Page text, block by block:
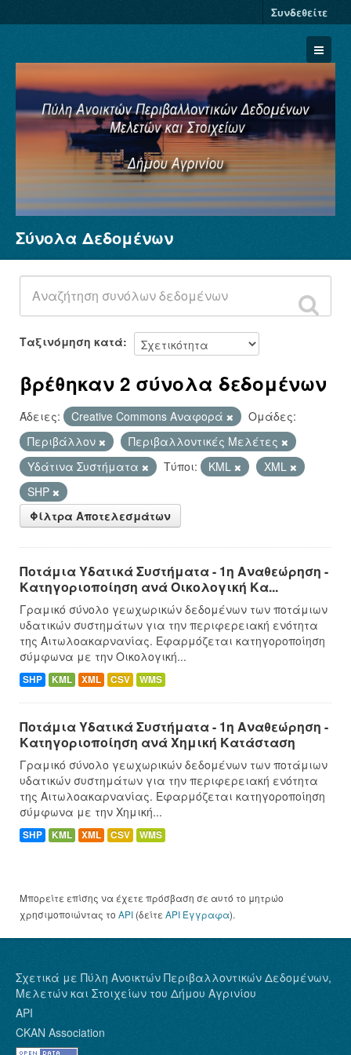
Συνδεθείτε
Σύνολα Δεδομένων
Φορείς
Ομάδες
Σχετικά
Σύνολα Δεδομένων
Ταξινόμηση κατά
βρέθηκαν 2 σύνολα δεδομένων
Άδειες: Creative Commons Αναφορά
Ομάδες:
Περιβάλλον
Περιβαλλοντικές Μελέτες
Υδάτινα Συστήματα
Τύποι: KML
XML
SHP
Φίλτρα Αποτελεσμάτων
Ποτάμια Υδατικά Συστήματα - 1η Αναθεώρηση -
Κατηγοριοποίηση ανά Οικολογική Κα...
Γραμικό σύνολο γεωχωρικών δεδομένων των ποτάμιων
υδατικών συστημάτων για την περιφερειακή ενότητα
της Αιτωλοακαρνανίας. Εφαρμόζεται κατηγοροποίηση
σύμφωνα με την Οικολογική...
SHP KML XML CSV WMS
Ποτάμια Υδατικά Συστήματα - 1η Αναθεώρηση -
Κατηγοριοποίηση ανά Χημική Κατάσταση
Γραμικό σύνολο γεωχωρικών δεδομένων των ποτάμιων
υδατικών συστημάτων για την περιφερειακή ενότητα
της Αιτωλοακαρνανίας. Εφαρμόζεται κατηγοροποίηση
σύμφωνα με την Χημική...
SHP KML XML CSV WMS
Μπορείτε επίσης να έχετε πρόσβαση σε αυτό το μητρώο
χρησιμοποιώντας το API (δείτε API Έγγραφα).
Σχετικά με Πύλη Ανοικτών Περιβαλλοντικών Δεδομένων,
Μελετών και Στοιχείων του Δήμου Αγρινίου
API
CKAN Association